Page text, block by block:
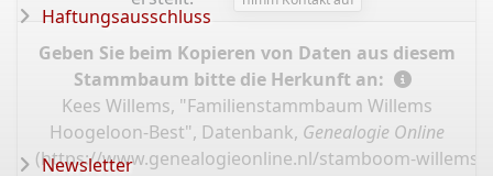
Geben Sie beim Kopieren von Daten aus diesem
Stammbaum bitte die Herkunft an:
Kees Willems, "Familienstammbaum Willems
Hoogeloon-Best", Datenbank, Genealogie Online
(https://www.genealogieonline.nl/stamboom-willems-
Haftungsausschluss
Newsletter